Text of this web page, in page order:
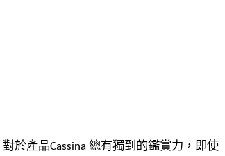
對於產品Cassina 總有獨到的鑑賞力，即使